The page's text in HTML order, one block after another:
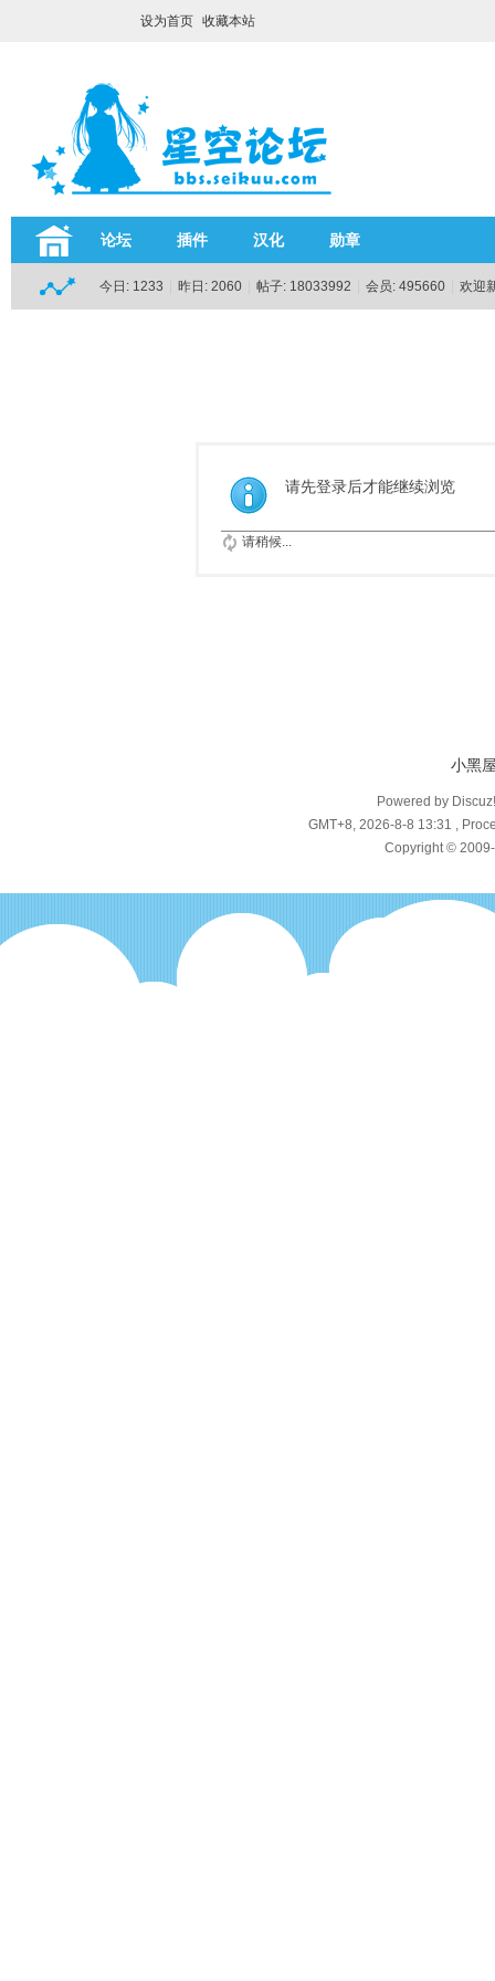
设为首页 收藏本站
论坛 插件 汉化 勋章
今日: 1233 昨日: 2060 帖子: 18033992 会员: 495660 欢迎
请先登录后才能继续浏览
请稍候...
小黑
Powered by
GMT+8, 2026-8-8 13:31 ,
Copyright ©